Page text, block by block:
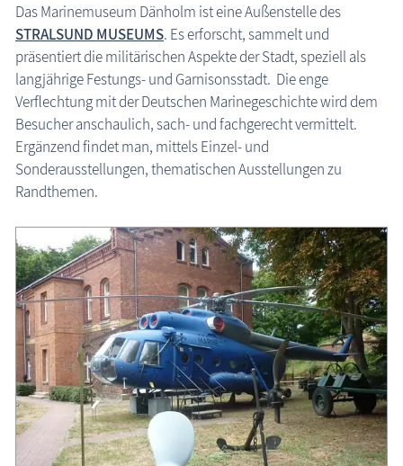
Das Marinemuseum Dänholm ist eine Außenstelle des
STRALSUND MUSEUMS. Es erforscht, sammelt und
präsentiert die militärischen Aspekte der Stadt, speziell als
langjährige Festungs- und Garnisonsstadt. Die enge
Verflechtung mit der Deutschen Marinegeschichte wird dem
Besucher anschaulich, sach- und fachgerecht vermittelt.
Ergänzend findet man, mittels Einzel- und
Sonderausstellungen, thematischen Ausstellungen zu
Randthemen.